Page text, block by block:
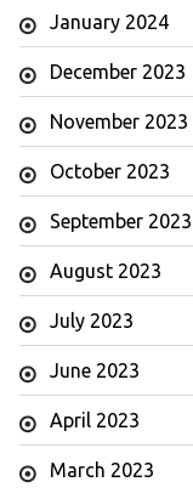
January 2024
December 2023
November 2023
October 2023
September 2023
August 2023
July 2023
June 2023
April 2023
March 2023